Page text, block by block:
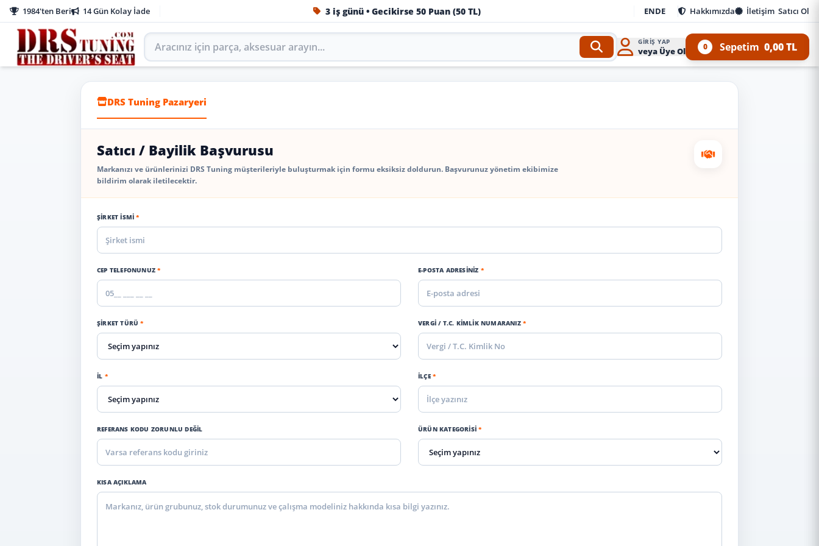
1984'ten Beri 14 Gün Kolay İade
3 iş günü • Gecikirse 50 Puan (50 TL)
1984'ten beri Türkiye’nin en büyük oto aksesuar ve tuning
ENDE Hakkımızda İletişim Satıcı Ol
Aracınız için parça arayın
GIRIŞ YAP
veya Üye Ol 0 Sepetim 0,00 TL
DRS Tuning Pazaryeri
Satıcı / Bayilik Başvurusu
Markanızı ve ürünlerinizi DRS Tuning müşterileriyle buluşturmak için formu eksiksiz doldurun. Başvurunuz yönetim ekibimize
bildirim olarak iletilecektir.
ŞIRKET İSMI*
CEP TELEFONUNUZ* E-POSTA ADRESINIZ *
ŞIRKET TÜRÜ* VERGI / T.C. KIMLIK NUMARANIZ *
İL * İLÇE *
REFERANS KODU ZORUNLU DEĞIL ÜRÜN KATEGORISI*
KISA AÇIKLAMA